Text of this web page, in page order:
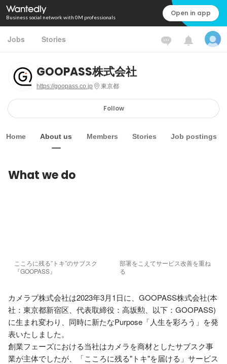
Business social network with 0M professionals Open in app
Jobs Stories
GOOPASS株式会社
https://goopass.co.jp 東京都
Follow
Home About us Members Stories Job postings
What we do
こころに残る”トキ”のサブスク
『GOOPASS』
部署をこえてサービス改善を重ね
る
カメラブ株式会社は2023年3月1日に、GOOPASS株式会社(本
社：東京都新宿区、代表取締役：高坂勲、以下：GOOPASS)
に生まれ変わり、同時に新たなPurpose「人生を彩ろう」を発
表いたしました。
創業フェーズにおける当社はカメラを商材としたサブスク事
業が主体でしたが、「こころに残る"トキ"を届ける」サービス